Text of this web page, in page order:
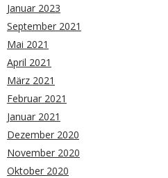
Januar 2023
September 2021
Mai 2021
April 2021
März 2021
Februar 2021
Januar 2021
Dezember 2020
November 2020
Oktober 2020